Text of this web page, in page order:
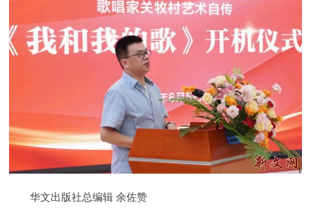
华文出版社总编辑 余佐赞